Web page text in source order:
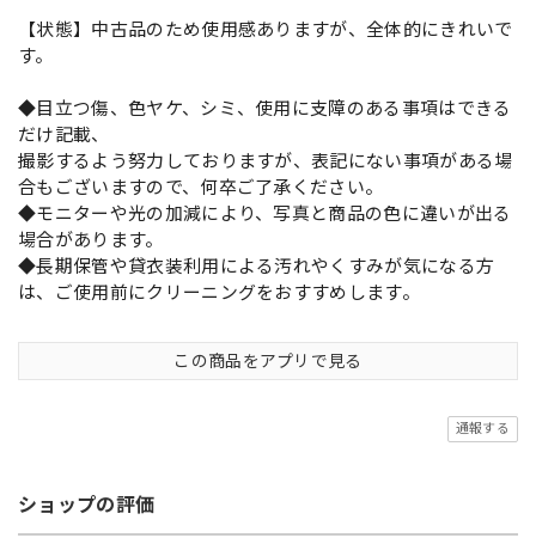
【状態】中古品のため使用感ありますが、全体的にきれいで
す。
◆目立つ傷、色ヤケ、シミ、使用に支障のある事項はできる
だけ記載、
撮影するよう努力しておりますが、表記にない事項がある場
合もございますので、何卒ご了承ください。
◆モニターや光の加減により、写真と商品の色に違いが出る
場合があります。
◆長期保管や貸衣装利用による汚れやくすみが気になる方
は、ご使用前にクリーニングをおすすめします。
この商品をアプリで見る
通報する
ショップの評価